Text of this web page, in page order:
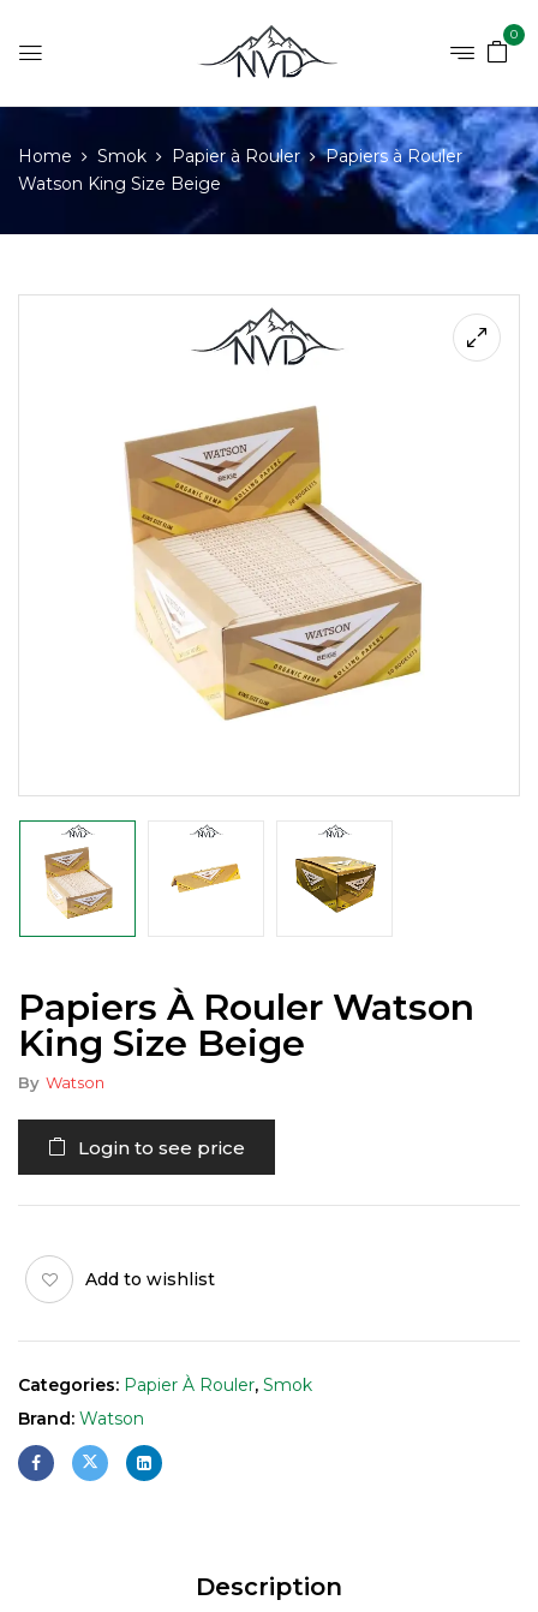
0
Home Smok Papier à Rouler
Papiers à Rouler
Watson King Size Beige
Papiers À Rouler Watson
King Size Beige
By Watson
Login to see price
Add to wishlist
Categories: Papier À Rouler, Smok
Brand: Watson
Description